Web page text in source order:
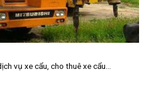
vụ xe cẩu, cho thuê xe cẩu...